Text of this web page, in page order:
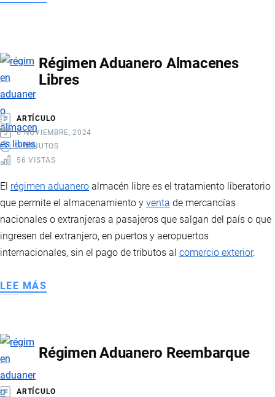
Régimen Aduanero Almacenes
Libres
ARTÍCULO
6 NOVIEMBRE, 2024
3 MINUTOS
56 VISTAS
El régimen aduanero almacén libre es el tratamiento liberatorio
que permite el almacenamiento y venta de mercancías
nacionales o extranjeras a pasajeros que salgan del país o que
ingresen del extranjero, en puertos y aeropuertos
internacionales, sin el pago de tributos al comercio exterior.
LEE MÁS
LIBRES
Régimen Aduanero Reembarque
ARTÍCULO